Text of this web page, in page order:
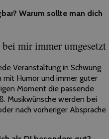
Warum sollte man dich
mir immer umgesetzt
Veranstaltung in Schwung
mit Humor und immer guter
Moment die passende
Musikwünsche werden bei
nach vorheriger Absprache